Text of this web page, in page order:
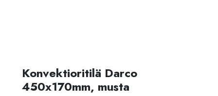
Konvektioritilä Darco
450x170mm, musta